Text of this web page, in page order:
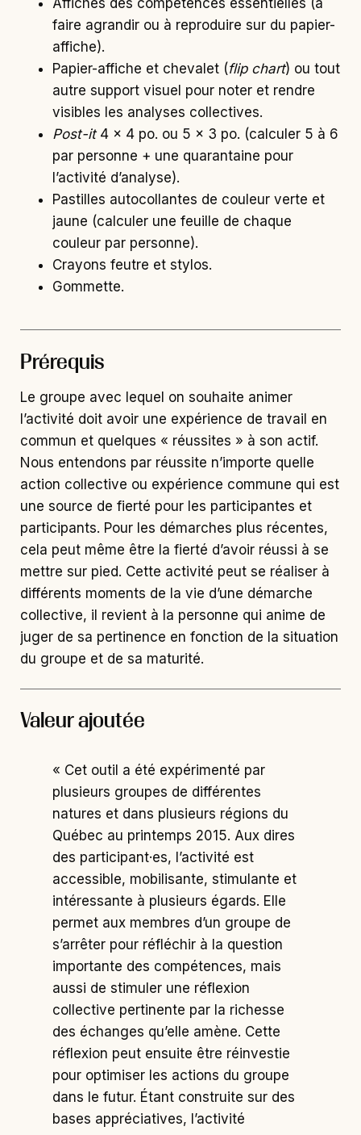
faire agrandir ou à reproduire sur du papier-
affiche).
Papier-affiche et chevalet (flip chart) ou tout
autre support visuel pour noter et rendre
visibles les analyses collectives.
Post-it4 x 4 po. ou 5 x 3 po. (calculer 5 à 6
par personne + une quarantaine pour
l’activité d’analyse).
Pastilles autocollantes de couleur verte et
jaune (calculer une feuille de chaque
couleur par personne).
Crayons feutre et stylos.
Gommette.
Prérequis
Le groupe avec lequel on souhaite animer
l’activité doit avoir une expérience de travail en
commun et quelques « réussites » à son actif.
Nous entendons par réussite n’importe quelle
action collective ou expérience commune qui est
une source de fierté pour les participantes et
participants. Pour les démarches plus récentes,
cela peut même être la fierté d’avoir réussi à se
mettre sur pied. Cette activité peut se réaliser à
différents moments de la vie d’une démarche
collective, il revient à la personne qui anime de
juger de sa pertinence en fonction de la situation
du groupe et de sa maturité.
Valeur ajoutée
« Cet outil a été expérimenté par
plusieurs groupes de différentes
natures et dans plusieurs régions du
Québec au printemps 2015. Aux dires
des participant·es, l’activité est
accessible, mobilisante, stimulante et
intéressante à plusieurs égards. Elle
permet aux membres d’un groupe de
s’arrêter pour réfléchir à la question
importante des compétences, mais
aussi de stimuler une réflexion
collective pertinente par la richesse
des échanges qu’elle amène. Cette
réflexion peut ensuite être réinvestie
pour optimiser les actions du groupe
dans le futur. Étant construite sur des
bases appréciatives, l’activité